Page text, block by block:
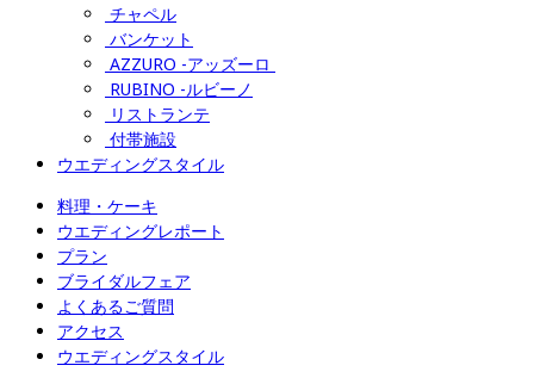
チャペル
バンケット
AZZURO -アッズーロ
RUBINO -ルビーノ
リストランテ
付帯施設
ウエディングスタイル
料理・ケーキ
ウエディングレポート
プラン
ブライダルフェア
よくあるご質問
アクセス
ウエディングスタイル